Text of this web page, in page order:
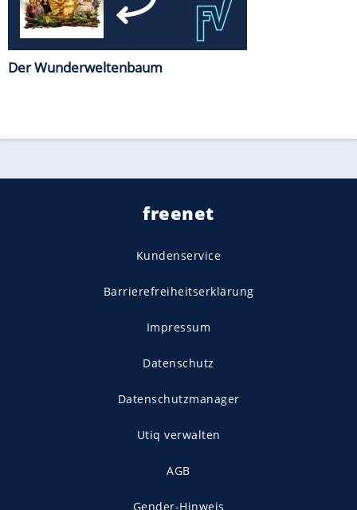
Der Wunderweltenbaum
freenet
Kundenservice
Barrierefreiheitserklärung
Impressum
Datenschutz
Datenschutzmanager
Utiq verwalten
AGB
Gender-Hinweis